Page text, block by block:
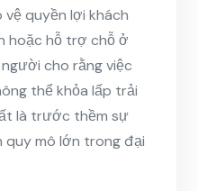
quyền lợi khách
hoặc hỗ trợ chỗ ở
cho rằng việc
thể khỏa lấp trải
là trước thềm sự
quy mô lớn trong đại